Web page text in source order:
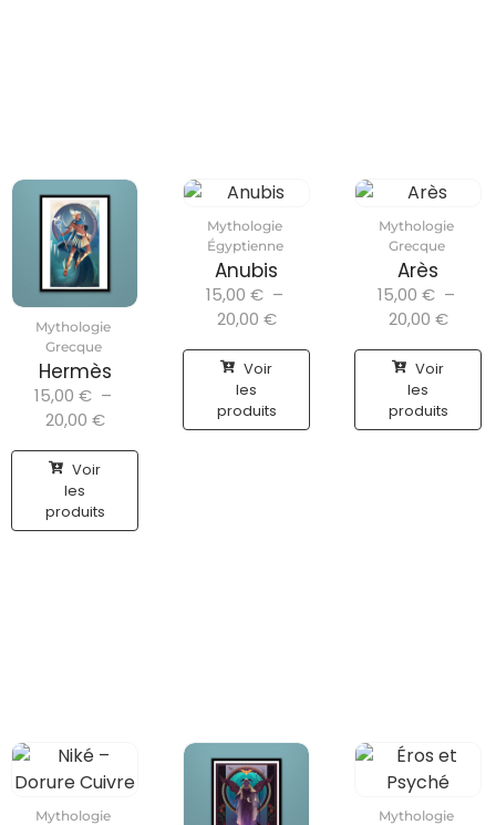
Mythologie
Grecque
Hermès
15,00 € –
20,00 €
Voir
les
produits
Mythologie
Égyptienne
Anubis
15,00 € –
20,00 €
Voir
les
produits
Mythologie
Grecque
Arès
15,00 € –
20,00 €
Voir
les
produits
Mythologie
Mythologie